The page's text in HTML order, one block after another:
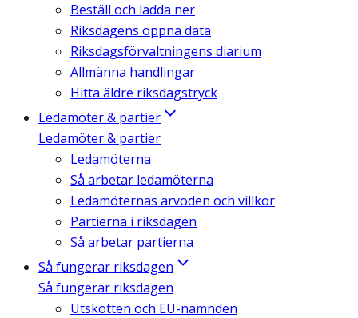
Beställ och ladda ner
Riksdagens öppna data
Riksdagsförvaltningens diarium
Allmänna handlingar
Hitta äldre riksdagstryck
Ledamöter & partier
Ledamöter & partier
Ledamöterna
Så arbetar ledamöterna
Ledamöternas arvoden och villkor
Partierna i riksdagen
Så arbetar partierna
Så fungerar riksdagen
Så fungerar riksdagen
Utskotten och EU-nämnden